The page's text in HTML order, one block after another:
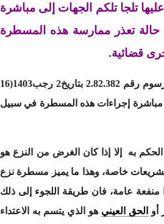
تلجا تلكم الجهات إلى مباشرة
حالة تعذر ممارسة هذه المسطرة
قضائية.
و يعتبر القانون رقم 7.81 الصادر بتنفيذه الظهير الشريف رقم1.81.254 بتاريخ 11 رجب 1402(6 ماي1982) وكذا المرسوم رقم 2.82.382 بتاريخ2 رجب1403(16
في مباشرة إجراءات هذه المسطرة في سبيل
به إلا إذا كان الغرض من النزع هو
تشريعات خاصة، وهذا ما يميز مسطرة نزع
عامة، فان طريقة اللجوء إلى ذلك
أو
الحق العيني هو الذي يتسم به الاعتداء